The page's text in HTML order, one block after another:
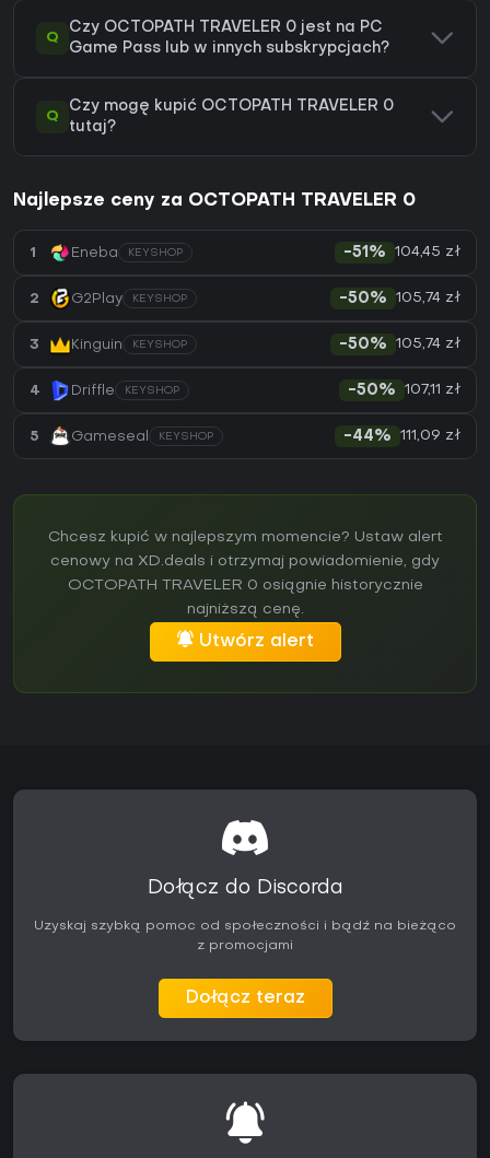
Q
Czy OCTOPATH TRAVELER 0 jest na PC
Game Pass lub w innych subskrypcjach?
Q
Czy mogę kupić OCTOPATH TRAVELER 0
tutaj?
Najlepsze ceny za OCTOPATH TRAVELER 0
1 Eneba KEYSHOP -51% 104,45 zł
2 G2Play KEYSHOP -50% 105,74 zł
3 Kinguin KEYSHOP -50% 105,74 zł
4 Driffle KEYSHOP -50% 107,11 zł
5 Gameseal KEYSHOP -44% 111,09 zł
Chcesz kupić w najlepszym momencie? Ustaw alert
cenowy na XD.deals i otrzymaj powiadomienie, gdy
OCTOPATH TRAVELER 0 osiągnie historycznie
najniższą cenę.
Utwórz alert
Dołącz do Discorda
Uzyskaj szybką pomoc od społeczności i bądź na bieżąco
z promocjami
Dołącz teraz